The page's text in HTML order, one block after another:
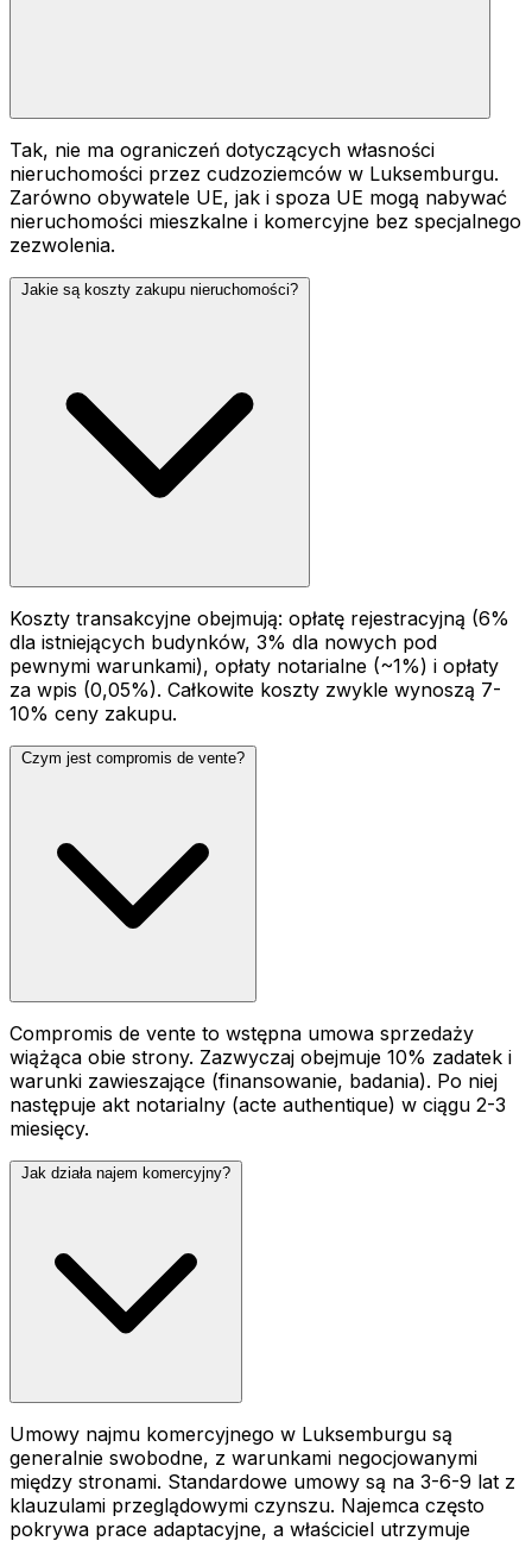
Tak, nie ma ograniczeń dotyczących własności
nieruchomości przez cudzoziemców w Luksemburgu.
Zarówno obywatele UE, jak i spoza UE mogą nabywać
nieruchomości mieszkalne i komercyjne bez specjalnego
zezwolenia.
Jakie są koszty zakupu nieruchomości?
Koszty transakcyjne obejmują: opłatę rejestracyjną (6%
dla istniejących budynków, 3% dla nowych pod
pewnymi warunkami), opłaty notarialne (~1%) i opłaty
za wpis (0,05%). Całkowite koszty zwykle wynoszą 7-
10% ceny zakupu.
Czym jest compromis de vente?
Compromis de vente to wstępna umowa sprzedaży
wiążąca obie strony. Zazwyczaj obejmuje 10% zadatek i
warunki zawieszające (finansowanie, badania). Po niej
następuje akt notarialny (acte authentique) w ciągu 2-3
miesięcy.
Jak działa najem komercyjny?
Umowy najmu komercyjnego w Luksemburgu są
generalnie swobodne, z warunkami negocjowanymi
między stronami. Standardowe umowy są na 3-6-9 lat z
klauzulami przeglądowymi czynszu. Najemca często
pokrywa prace adaptacyjne, a właściciel utrzymuje